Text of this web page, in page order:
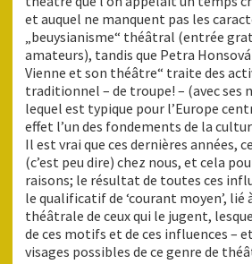
et auquel ne manquent pas les
„beuysianisme“ théâtral (entrée
amateurs), tandis que Petra Honsová
Vienne et son théâtre“ traite des
traditionnel – de troupe! – (avec ses
lequel est typique pour l’Europe
effet l’un des fondements de la
Il est vrai que ces dernières années,
(c’est peu dire) chez nous, et cela
raisons; le résultat de toutes ces
le qualificatif de ‘courant moyen’, lié
théâtrale de ceux qui le jugent,
de ces motifs et de ces influences –
visages possibles de ce genre de